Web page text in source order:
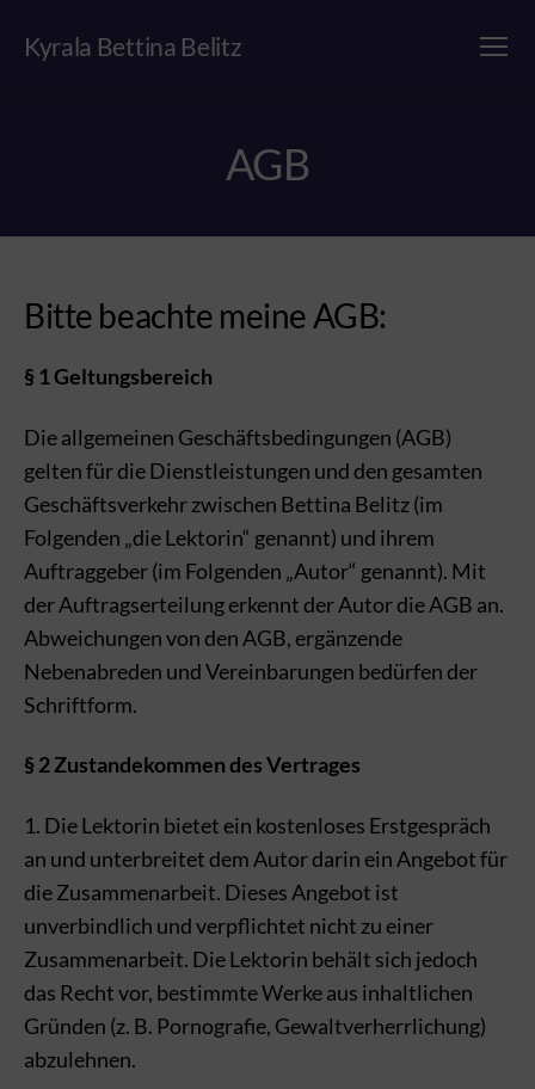
Kyrala Bettina Belitz
AGB
Bitte beachte meine AGB:
§ 1 Geltungsbereich
Die allgemeinen Geschäftsbedingungen (AGB)
gelten für die Dienstleistungen und den gesamten
Geschäftsverkehr zwischen Bettina Belitz (im
Folgenden „die Lektorin“ genannt) und ihrem
Auftraggeber (im Folgenden „Autor“ genannt). Mit
der Auftragserteilung erkennt der Autor die AGB an.
Abweichungen von den AGB, ergänzende
Nebenabreden und Vereinbarungen bedürfen der
Schriftform.
§ 2 Zustandekommen des Vertrages
1. Die Lektorin bietet ein kostenloses Erstgespräch
an und unterbreitet dem Autor darin ein Angebot für
die Zusammenarbeit. Dieses Angebot ist
unverbindlich und verpflichtet nicht zu einer
Zusammenarbeit. Die Lektorin behält sich jedoch
das Recht vor, bestimmte Werke aus inhaltlichen
Gründen (z. B. Pornografie, Gewaltverherrlichung)
abzulehnen.